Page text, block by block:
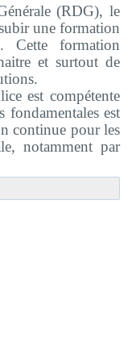
l'Homme (RDG), le
une formation
Cette formation
et surtout de
est compétente
fondamentales est
continue pour les
notamment par